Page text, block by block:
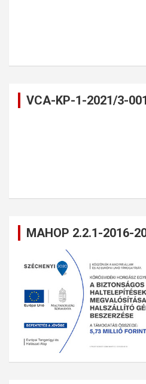
VCA-KP-1-2021/3-
MAHOP 2.2.1-2016-